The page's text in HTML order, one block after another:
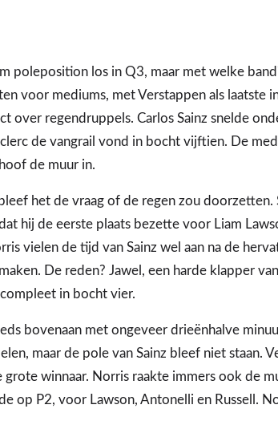
poleposition los in Q3, maar met welke
voor mediums, met Verstappen als laatste
over regendruppels. Carlos Sainz snelde
de vangrail vond in bocht vijftien. De
de muur in.
het de vraag of de regen zou doorzetten.
hij de eerste plaats bezette voor Liam
vielen de tijd van Sainz wel aan na de
De reden? Jawel, een harde klapper
in bocht vier.
bovenaan met ongeveer drieënhalve
maar de pole van Sainz bleef niet staan.
grote winnaar. Norris raakte immers ook de
op P2, voor Lawson, Antonelli en Russell.